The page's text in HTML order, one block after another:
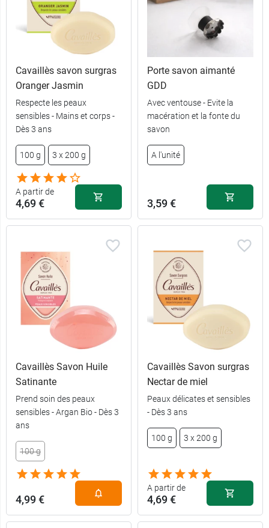
Cavaillès savon surgras
Oranger Jasmin
Respecte les peaux
sensibles - Mains et corps -
Dès 3 ans
100 g 3 x 200 g
A partir de
4,69 €
3 x 200 g
Porte savon aimanté
GDD
Avec ventouse - Evite la
macération et la fonte du
savon
A l'unité
3,59 €
Cavaillès Savon Huile
Satinante
Prend soin des peaux
sensibles - Argan Bio - Dès 3
ans
100 g
4,99 €
Cavaillès Savon surgras
Nectar de miel
Peaux délicates et sensibles
- Dès 3 ans
100 g 3 x 200 g
A partir de
4,69 €